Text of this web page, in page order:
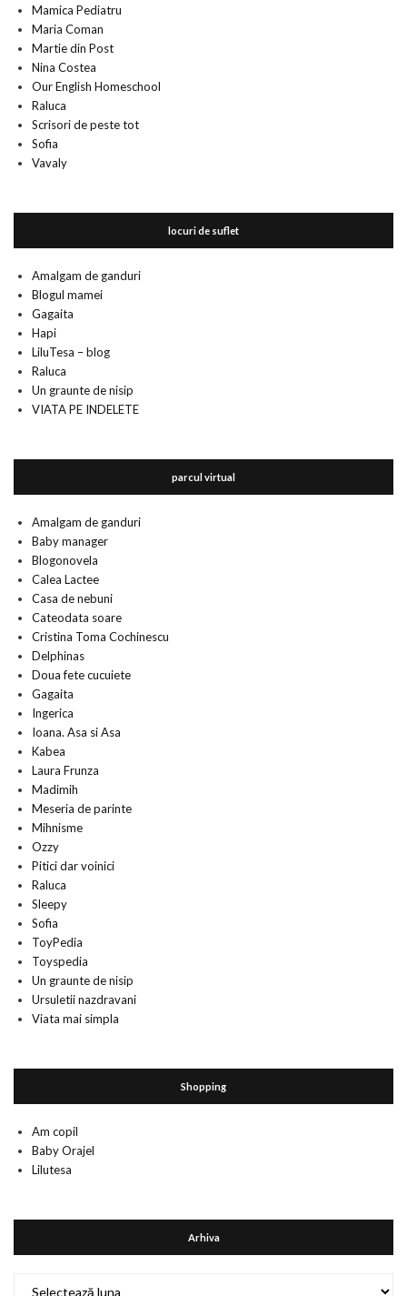
Mamica Pediatru
Maria Coman
Martie din Post
Nina Costea
Our English Homeschool
Raluca
Scrisori de peste tot
Sofia
Vavaly
locuri de suflet
Amalgam de ganduri
Blogul mamei
Gagaita
Hapi
LiluTesa – blog
Raluca
Un graunte de nisip
VIATA PE INDELETE
parcul virtual
Amalgam de ganduri
Baby manager
Blogonovela
Calea Lactee
Casa de nebuni
Cateodata soare
Cristina Toma Cochinescu
Delphinas
Doua fete cucuiete
Gagaita
Ingerica
Ioana. Asa si Asa
Kabea
Laura Frunza
Madimih
Meseria de parinte
Mihnisme
Ozzy
Pitici dar voinici
Raluca
Sleepy
Sofia
ToyPedia
Toyspedia
Un graunte de nisip
Ursuletii nazdravani
Viata mai simpla
Shopping
Am copil
Baby Orajel
Lilutesa
Arhiva